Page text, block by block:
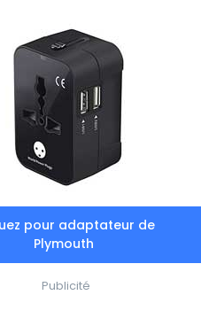
pour adaptateur de
Plymouth
Publicité